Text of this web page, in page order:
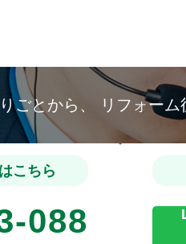
ごとから、 リフォー
こちら
088